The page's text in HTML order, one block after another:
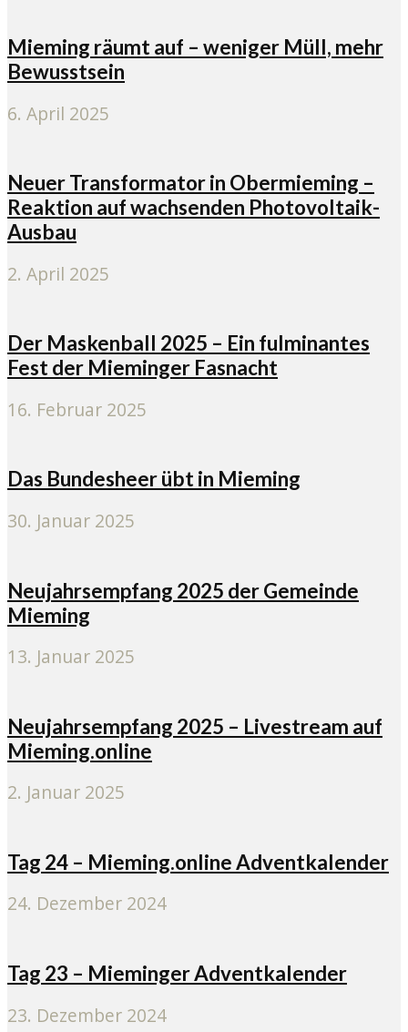
Mieming räumt auf – weniger Müll, mehr
Bewusstsein
6. April 2025
Neuer Transformator in Obermieming –
Reaktion auf wachsenden Photovoltaik-
Ausbau
2. April 2025
Der Maskenball 2025 – Ein fulminantes
Fest der Mieminger Fasnacht
16. Februar 2025
Das Bundesheer übt in Mieming
30. Januar 2025
Neujahrsempfang 2025 der Gemeinde
Mieming
13. Januar 2025
Neujahrsempfang 2025 – Livestream auf
Mieming.online
2. Januar 2025
Tag 24 – Mieming.online Adventkalender
24. Dezember 2024
Tag 23 – Mieminger Adventkalender
23. Dezember 2024